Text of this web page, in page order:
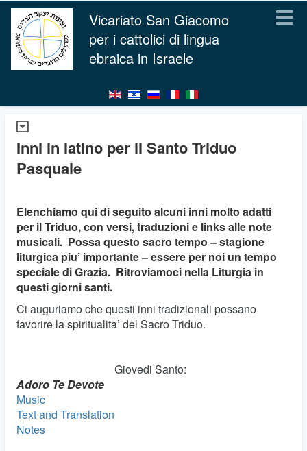
Vicariato San Giacomo
per i cattolici di lingua
ebraica in Israele
Inni in latino per il Santo Triduo
Pasquale
Elenchiamo qui di seguito alcuni inni molto adatti
per il Triduo, con versi, traduzioni e links alle note
musicali. Possa questo sacro tempo – stagione
liturgica piu’ importante – essere per noi un tempo
speciale di Grazia. Ritroviamoci nella Liturgia in
questi giorni santi.
Ci auguriamo che questi inni tradizionali possano
favorire la spiritualita’ del Sacro Triduo.
Giovedi Santo:
Adoro Te Devote
Music
Text and Translation
Notes